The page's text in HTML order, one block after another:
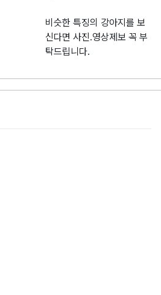
비슷한 특징의 강아지를 보
신다면 사진.영상제보 꼭 부
탁드립니다.